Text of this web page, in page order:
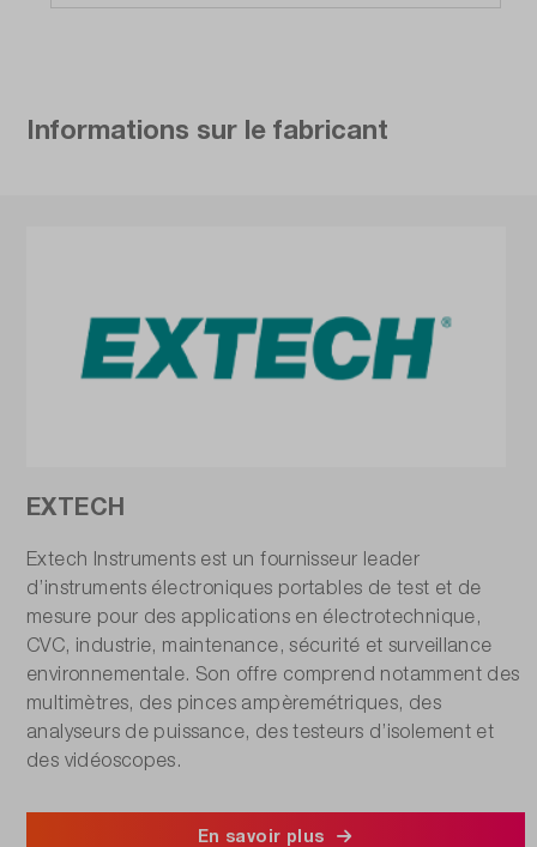
Informations sur le fabricant
EXTECH
Extech Instruments est un fournisseur leader
d’instruments électroniques portables de test et de
mesure pour des applications en électrotechnique,
CVC, industrie, maintenance, sécurité et surveillance
environnementale. Son offre comprend notamment des
multimètres, des pinces ampèremétriques, des
analyseurs de puissance, des testeurs d’isolement et
des vidéoscopes.
En savoir plus